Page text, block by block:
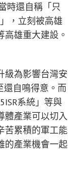
時還自稱「只
，立刻被高雄
雄重大建設。
級為影響台灣安
還自鳴得意。而
系統」等與
體產業可以切入
苦累積的軍工能
的產業機會一起